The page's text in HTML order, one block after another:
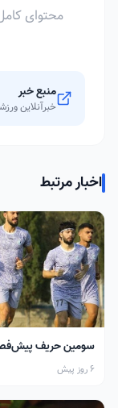
محتوای
منبع خبر
خبرآنلاین
اخبار مرتبط
سومین حریف
6 روز پیش